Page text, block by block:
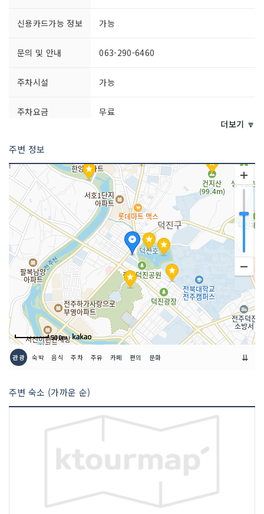
신용카드가능 정보 가능
문의 및 안내 063-290-6460
주차시설 가능
주차요금 무료
이용요금 공연에 따라 다름
이용시간 공연에 따라 다름
규모
[본관]
부지 5,479㎥ (1,654평)
건물 2,505,48㎥ (758평)
본건물 2,171,8㎥, 조립식 333,68㎥ (10
1평)
구조 지하1층, 지상3층
[명인홀]
지하1층 대연습실 등 825,72㎥ (249,78
평)
지하1층 1/2 개인연습실 등 181,64㎥(5
더보기 🔽
주변 정보
500m
관광 숙박 음식 주차 주유 카페 편의 문화 ⇊
주변 숙소 (가까운 순)